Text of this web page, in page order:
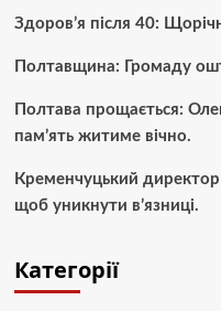
Здоров’я після 40:
Полтавщина: Громаду
Полтава прощається:
пам’ять житиме вічно.
Кременчуцький
щоб уникнути в’язниці.
Категорії